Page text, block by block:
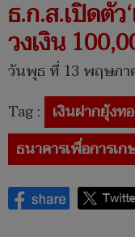
ธ.ก.ส.เปิดตัว
วงเงิน
วันพุธ ที่ 13 พฤษภา
Tag : เงินฝากยุ้งท
ธนาคารเพื่อการเ